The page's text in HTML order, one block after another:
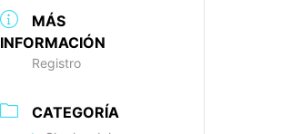
MÁS
INFORMACIÓN
Registro
CATEGORÍA